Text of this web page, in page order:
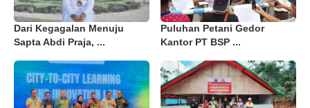
Dari Kegagalan Menuju
Sapta Abdi Praja, ...
Puluhan Petani Gedor
Kantor PT BSP ...